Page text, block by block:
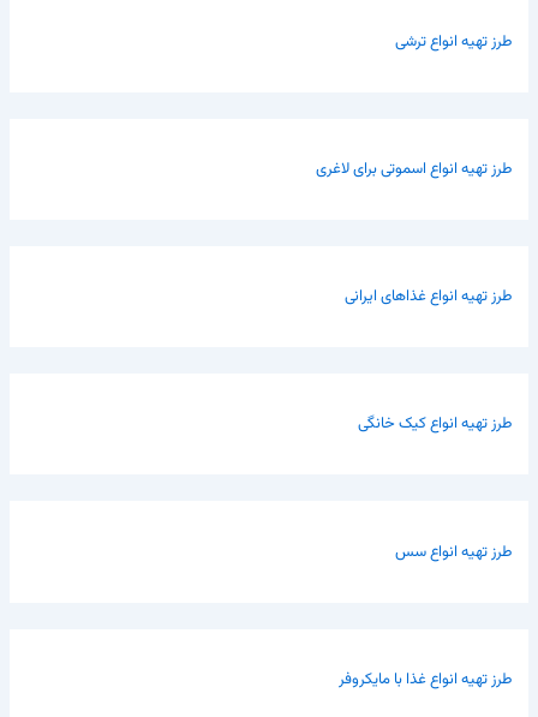
طرز تهیه انواع ترشی
طرز تهیه انواع اسموتی برای لاغری
طرز تهیه انواع غذاهای ایرانی
طرز تهیه انواع کیک خانگی
طرز تهیه انواع سس
طرز تهیه انواع غذا با مایکروفر